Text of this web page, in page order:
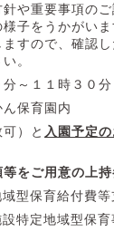
や重要事項の
子をうかがい
すので、確認
。
～１１時３０分
保育園内
）と 入園予定
等をご用意の上
型保育給付費
特定地域型保